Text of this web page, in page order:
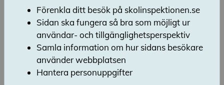
från Regeringskansliet. Vill du ha tag i äldre
remissvar hittar du dem i vårt diarium via
länken längst ned på sidan.
Skolinspektionen får löpande under året remisser
från Regeringskansliet, andra myndigheter och
organisationer.
Förenkla ditt besök på skolinspektionen.se
Sidan ska fungera så bra som möjligt ur
användar- och tillgänglighetsperspektiv
Samla information om hur sidans besökare
använder webbplatsen
Hantera personuppgifter